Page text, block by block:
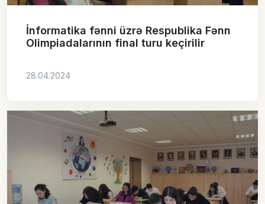
İnformatika fənni üzrə Respublika Fənn
Olimpiadalarının final turu keçirilir
28.04.2024